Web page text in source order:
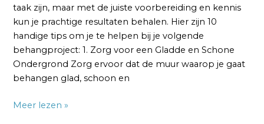
taak zijn, maar met de juiste voorbereiding en kennis
kun je prachtige resultaten behalen. Hier zijn 10
handige tips om je te helpen bij je volgende
behangproject: 1. Zorg voor een Gladde en Schone
Ondergrond Zorg ervoor dat de muur waarop je gaat
behangen glad, schoon en
Meer lezen »